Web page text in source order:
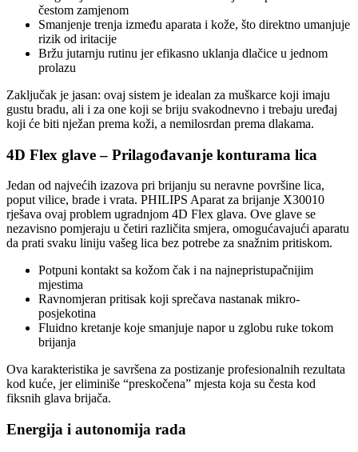
čestom zamjenom
Smanjenje trenja između aparata i kože, što direktno umanjuje
rizik od iritacije
Bržu jutarnju rutinu jer efikasno uklanja dlačice u jednom
prolazu
Zaključak je jasan: ovaj sistem je idealan za muškarce koji imaju
gustu bradu, ali i za one koji se briju svakodnevno i trebaju uređaj
koji će biti nježan prema koži, a nemilosrdan prema dlakama.
4D Flex glave – Prilagođavanje konturama lica
Jedan od najvećih izazova pri brijanju su neravne površine lica,
poput vilice, brade i vrata. PHILIPS Aparat za brijanje X30010
rješava ovaj problem ugradnjom 4D Flex glava. Ove glave se
nezavisno pomjeraju u četiri različita smjera, omogućavajući aparatu
da prati svaku liniju vašeg lica bez potrebe za snažnim pritiskom.
Potpuni kontakt sa kožom čak i na najnepristupačnijim
mjestima
Ravnomjeran pritisak koji sprečava nastanak mikro-
posjekotina
Fluidno kretanje koje smanjuje napor u zglobu ruke tokom
brijanja
Ova karakteristika je savršena za postizanje profesionalnih rezultata
kod kuće, jer eliminiše “preskočena” mjesta koja su česta kod
fiksnih glava brijača.
Energija i autonomija rada